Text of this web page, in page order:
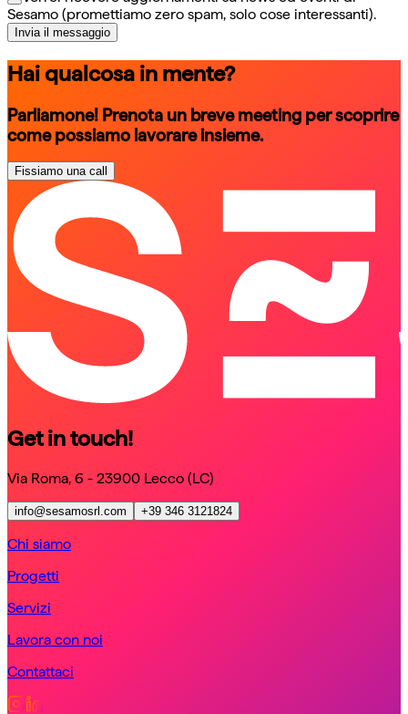
Sesamo (promettiamo zero spam, solo cose interessanti).
Invia il messaggio
Hai qualcosa in mente?
Parliamone! Prenota un breve meeting per scoprire
come possiamo lavorare insieme.
Fissiamo una call
schedule a call
schedule a call
Get in touch!
Via Roma, 6 - 23900 Lecco (LC)
info@sesamosrl.com +39 346 3121824
Chi siamo
Progetti
Servizi
Lavora con noi
Contattaci